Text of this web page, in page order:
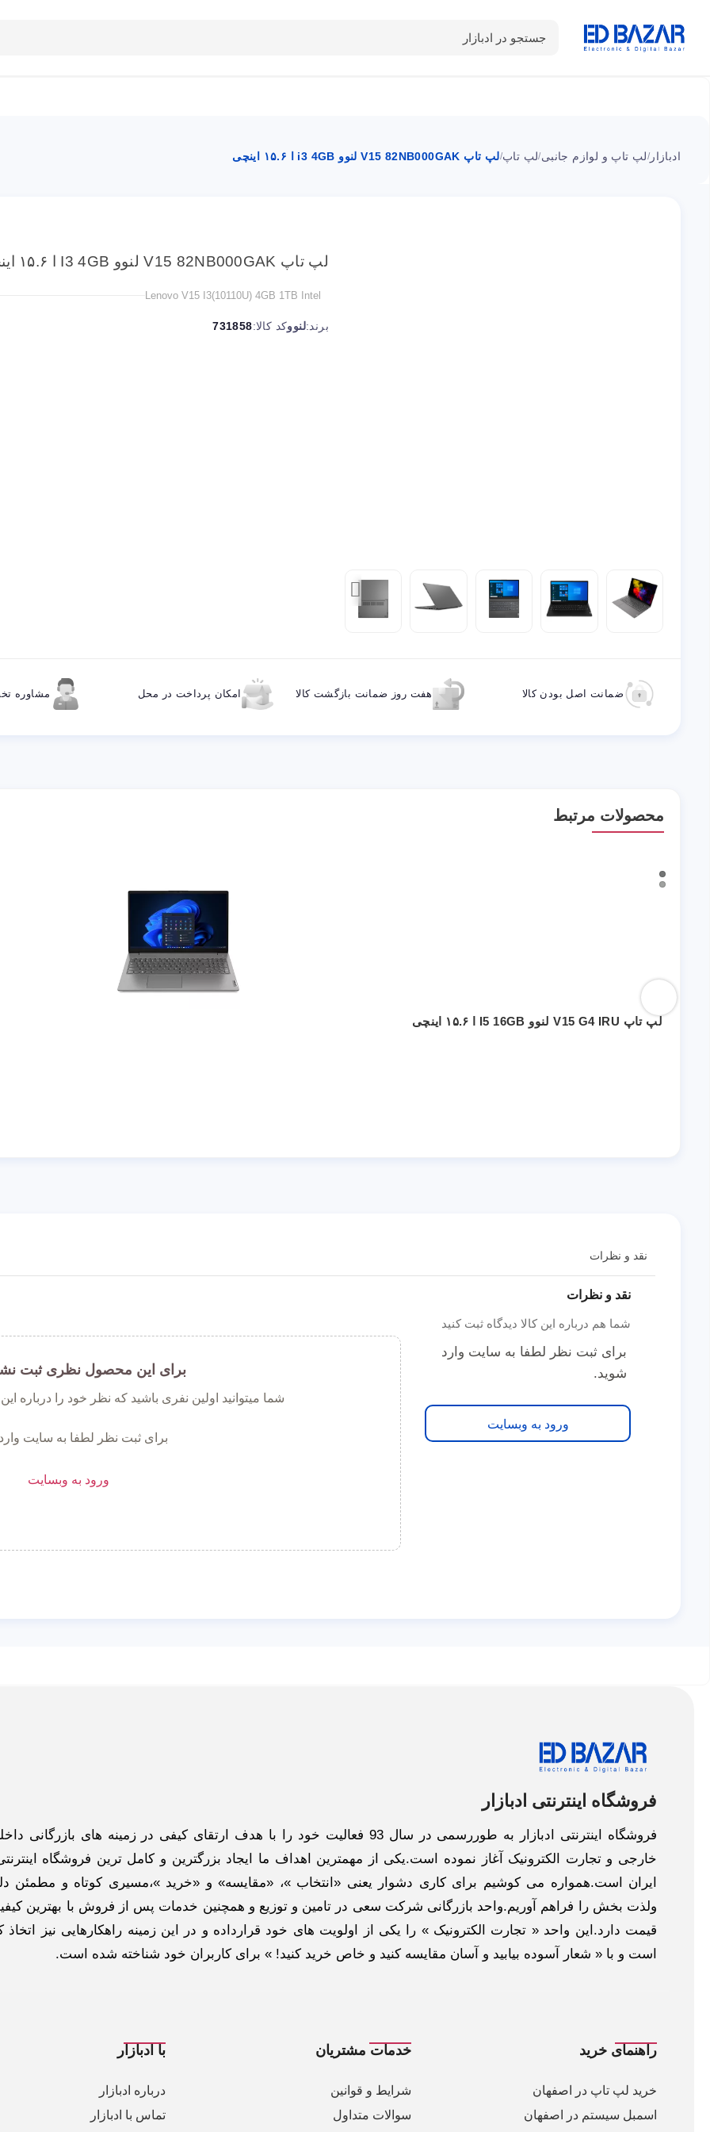
جستجو در ادبازار
دسته بندی محصولات
ادبازار /لپ تاپ و لوازم جانبی/لپ تاپ/لپ تاپ V15 82NB000GAK لنوو i3 4GB ا ۱۵.۶ اینچی
لپ تاپ V15 82NB000GAK لنوو I3 4GB ا ۱۵.۶ اینچی
Lenovo V15 I3(10110U) 4GB 1TB Intel
برند:لنووکد کالا:731858
ضمانت اصل بودن کالا هفت روز ضمانت بازگشت کالا امکان پرداخت در محل مشاوره
محصولات مرتبط
لپ تاپ V15 G4 IRU لنوو I5 16GB ا ۱۵.۶ اینچی
نقد و نظرات
نقد و نظرات
شما هم درباره این کالا دیدگاه ثبت کنید
برای ثبت نظر لطفا به سایت وارد
شوید.
ورود به وبسایت
برای این محصول نظری ثبت
شما میتوانید اولین نفری باشید که نظر خود را درباره
برای ثبت نظر لطفا به سایت
ورود به وبسایت
فروشگاه اینترنتی ادبازار
فروشگاه اینترنتی ادبازار به طوررسمی در سال 93 فعالیت خود را با هدف ارتقای کیفی در زمینه های بازرگانی
خارجی و تجارت الکترونیک آغاز نموده است.یکی از مهمترین اهداف ما ایجاد بزرگترین و کامل ترین فروشگاه
ایران است.همواره می کوشیم برای کاری دشوار یعنی «انتخاب »، «مقایسه» و «خرید »،مسیری کوتاه و مطمئن
ولذت بخش را فراهم آوریم.واحد بازرگانی شرکت سعی در تامین و توزیع و همچنین خدمات پس از فروش با بهترین
قیمت دارد.این واحد « تجارت الکترونیک » را یکی از اولویت های خود قرارداده و در این زمینه راهکارهایی نیز اتخاذ
است و با « شعار آسوده بیابید و آسان مقایسه کنید و خاص خرید کنید! » برای کاربران خود شناخته شده است.
راهنمای خرید
خرید لپ تاپ در اصفهان
اسمبل سیستم در اصفهان
خدمات مشتریان
شرایط و قوانین
سوالات متداول
با ادبازار
درباره ادبازار
تماس با ادبازار